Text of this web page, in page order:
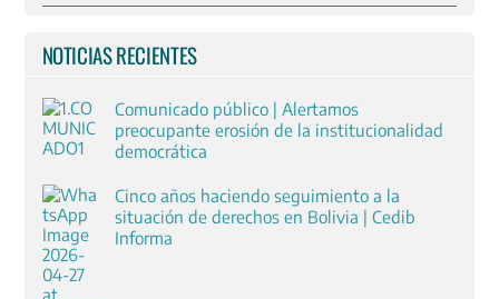
NOTICIAS RECIENTES
Comunicado público | Alertamos
preocupante erosión de la institucionalidad
democrática
Cinco años haciendo seguimiento a la
situación de derechos en Bolivia | Cedib
Informa